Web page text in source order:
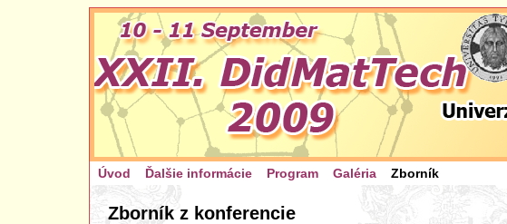
Úvod Ďalšie informácie Program Galéria Zborník
Zborník z konferencie